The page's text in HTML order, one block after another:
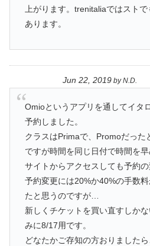
上がります。trenitaliaではスト
あります。
Jun 22, 2019 byN.D.
Omioというアプリを通してイタ
予約しました。
クラスはPrimaで、Promoだった
ですが時間を同じ日付で時間を
サイトからアクセスしても予約の
予約変更には20%か40%の手数
たと思うのですが…
新しくチケットを買い直すしか
みに8/17用です。
どなたかご存知の方おりました